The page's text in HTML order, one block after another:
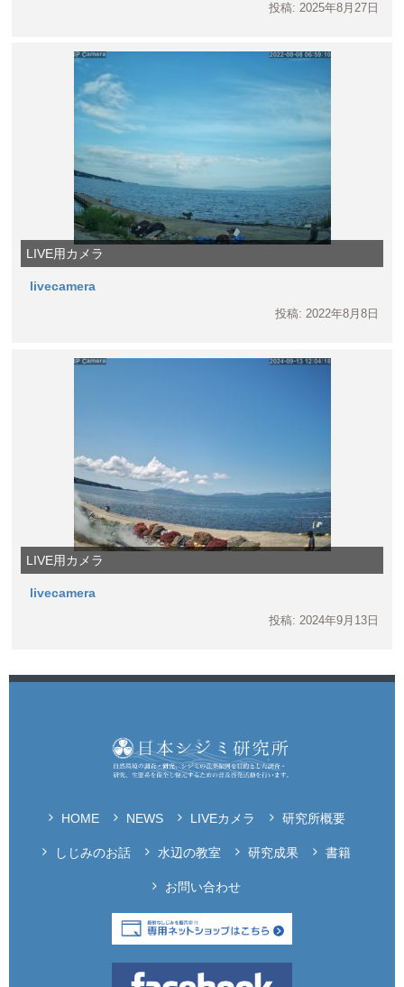
投稿: 2025年8月27日
LIVE用カメラ
livecamera
投稿: 2022年8月8日
LIVE用カメラ
livecamera
投稿: 2024年9月13日
HOME NEWS LIVEカメラ 研究所概要
しじみのお話 水辺の教室 研究成果 書籍
お問い合わせ